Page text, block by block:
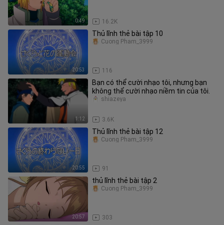
0:49 16.2K
20:53
Thủ lĩnh thẻ bài tập 10
116
Cuong Pham_3999
1:12
Bạn có thể cười nhạo tôi, nhưng bạn
không thể cười nhạo niềm tin của tôi.
3.6K
shiazeya
20:55
Thủ lĩnh thẻ bài tập 12
91
Cuong Pham_3999
20:57
thủ lĩnh thẻ bài tập 2
303
Cuong Pham_3999